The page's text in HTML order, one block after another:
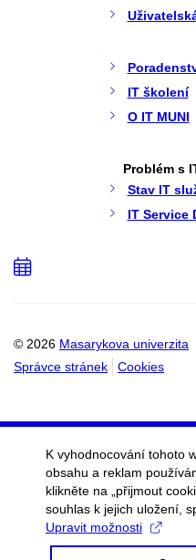
IT školení
O IT MUNI
Problém s
Stav IT
IT Service
© 2026 Masarykova univerzita
Správce stránek
Cookies
Přidat
K vyhodnocování tohoto
obsahu a reklam
klikněte na „přijmout
souhlas k jejich uložení,
Upravit možnosti